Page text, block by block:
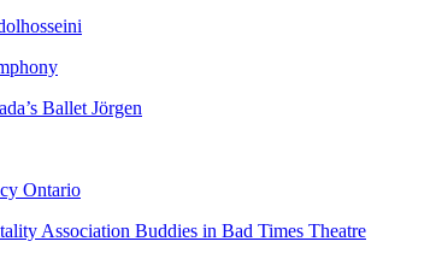
Ballet Jörgen
Ontario
Association Buddies in Bad Times Theatre